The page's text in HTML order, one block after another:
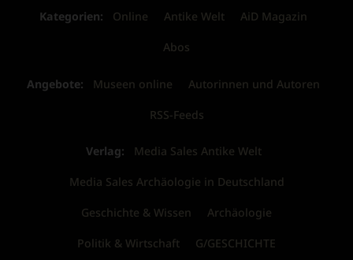
Kategorien: Online Antike Welt AiD Magazin
Abos
Angebote: Museen online Autorinnen und Autoren
RSS-Feeds
Verlag: Media Sales Antike Welt
Media Sales Archäologie in Deutschland
Geschichte & Wissen Archäologie
Politik & Wirtschaft G/GESCHICHTE